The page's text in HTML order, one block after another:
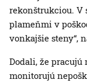
rekonštrukciou. V
plameňmi v
vonkajšie steny“,
Dodali, že
monitorujú